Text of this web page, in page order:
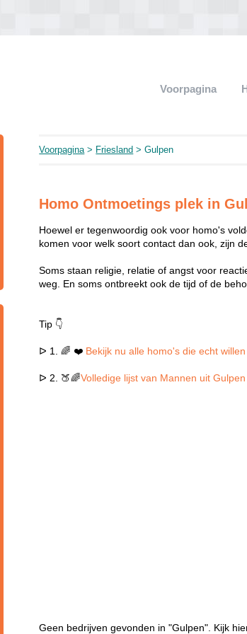
Voorpagina
Voorpagina> Friesland > Gulpen
Homo Ontmoetings plek in
Hoewel er tegenwoordig ook voor homo's
komen voor welk soort contact dan ook, zijn
Soms staan religie, relatie of angst voor
weg. En soms ontbreekt ook de tijd of de
Tip 👇
ᐅ 1. 🌈 ❤️ Bekijk nu alle homo's die echt
ᐅ 2. 🍑🌈Volledige lijst van Mannen uit
Geen bedrijven gevonden in "Gulpen". Kijk